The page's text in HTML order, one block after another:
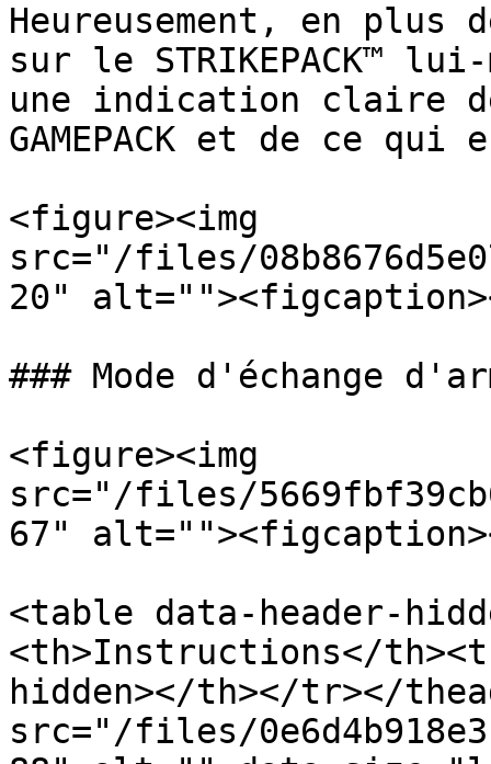
Heureusement, en plus
sur le STRIKEPACK™
une indication claire
GAMEPACK et de ce
<figure><img
src="/files/
20"
### Mode d'échange
<figure><img
src="/files/
67"
<table data-header-
<th>Instructions</
hidden></th></tr></
src="/files/